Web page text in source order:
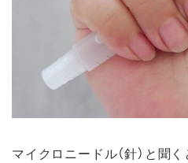
マイクロニードル（針）と聞